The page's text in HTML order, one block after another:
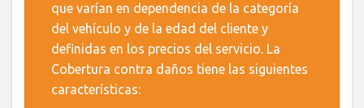
que varían en dependencia de la categoría
del vehículo y de la edad del cliente y
definidas en los precios del servicio. La
Cobertura contra daños tiene las siguientes
características: